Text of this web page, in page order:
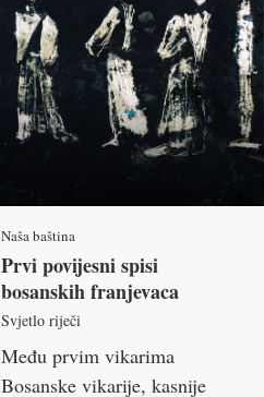
Naša baština
Prvi povijesni spisi
bosanskih franjevaca
Svjetlo riječi
Među prvim vikarima
Bosanske vikarije, kasnije